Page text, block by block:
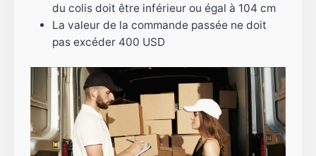
du colis doit être inférieur ou égal à 104 cm
La valeur de la commande passée ne doit
pas excéder 400 USD